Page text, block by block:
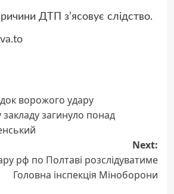
ДТП з’ясовує слідство.
ворожого удару
загинуло понад
Next:
рф по Полтаві розслідуватиме
Головна інспекція Міноборони